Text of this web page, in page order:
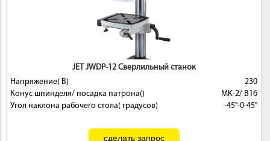
JET JWDP-12 Сверлильный станок
Напряжение( В)
230
Конус шпинделя/ посадка патрона()
MK-2/ В16
Угол наклона рабочего стола( градусов)
-45°-0-45°